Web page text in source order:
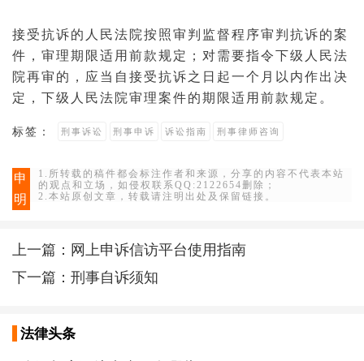
接受抗诉的人民法院按照审判监督程序审判抗诉的案
件，审理期限适用前款规定；对需要指令下级人民法
院再审的，应当自接受抗诉之日起一个月以内作出决
定，下级人民法院审理案件的期限适用前款规定。
标签： 刑事诉讼 刑事申诉 诉讼指南 刑事律师咨询
申
明
1.所转载的稿件都会标注作者和来源，分享的内容不代表本站
的观点和立场，如侵权联系QQ:2122654删除；
2.本站原创文章，转载请注明出处及保留链接。
上一篇： 网上申诉信访平台使用指南
下一篇：刑事自诉须知
法律头条